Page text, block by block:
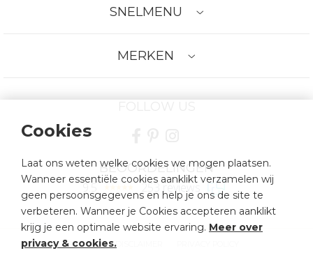
SNELMENU
MERKEN
BEOORDELINGEN
9.5
253 reviews
SITEMAP DISCLAIMER
Cookies
Laat ons weten welke cookies we mogen plaatsen.
Wanneer essentiële cookies aanklikt verzamelen wij
geen persoonsgegevens en help je ons de site te
verbeteren. Wanneer je Cookies accepteren aanklikt
krijg je een optimale website ervaring. Meer over
privacy & cookies.